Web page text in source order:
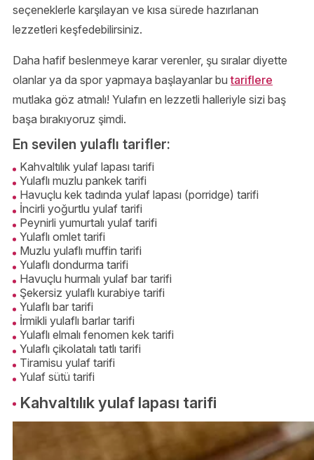
seçeneklerle karşılayan ve kısa sürede hazırlanan
lezzetleri keşfedebilirsiniz.
Daha hafif beslenmeye karar verenler, şu sıralar diyette
olanlar ya da spor yapmaya başlayanlar butariflere
mutlaka göz atmalı! Yulafın en lezzetli halleriyle sizi baş
başa bırakıyoruz şimdi.
En sevilen yulaflı tarifler:
Kahvaltılık yulaf lapası tarifi
Yulaflı muzlu pankek tarifi
Havuçlu kek tadında yulaf lapası (porridge) tarifi
İncirli yoğurtlu yulaf tarifi
Peynirli yumurtalı yulaf tarifi
Yulaflı omlet tarifi
Muzlu yulaflı muffin tarifi
Yulaflı dondurma tarifi
Havuçlu hurmalı yulaf bar tarifi
Şekersiz yulaflı kurabiye tarifi
Yulaflı bar tarifi
İrmikli yulaflı barlar tarifi
Yulaflı elmalı fenomen kek tarifi
Yulaflı çikolatalı tatlı tarifi
Tiramisu yulaf tarifi
Yulaf sütü tarifi
Kahvaltılık yulaf lapası tarifi